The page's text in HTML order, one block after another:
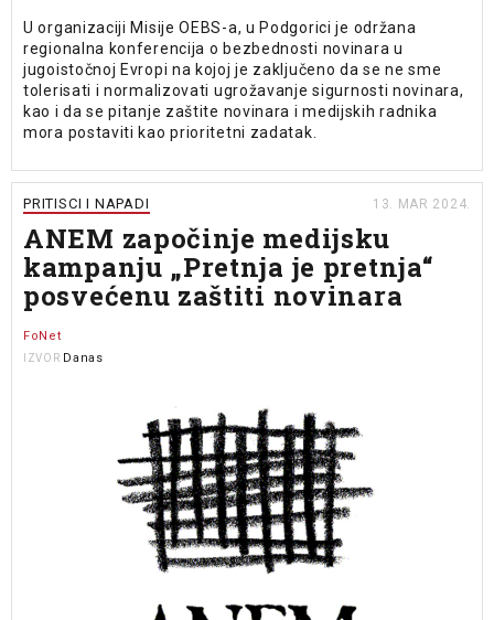
U organizaciji Misije OEBS-a, u Podgorici je održana
regionalna konferencija o bezbednosti novinara u
jugoistočnoj Evropi na kojoj je zaključeno da se ne sme
tolerisati i normalizovati ugrožavanje sigurnosti novinara,
kao i da se pitanje zaštite novinara i medijskih radnika
mora postaviti kao prioritetni zadatak.
PRITISCI I NAPADI 13. MAR 2024.
ANEM započinje medijsku
kampanju „Pretnja je pretnja“
posvećenu zaštiti novinara
FoNet
IZVOR Danas